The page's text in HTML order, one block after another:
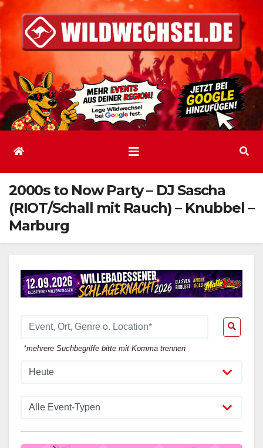
Inhalt
springen
2000s to Now Party – DJ Sascha
(RIOT/Schall mit Rauch) – Knubbel –
Marburg
*mehrere Suchbegriffe bitte mit Komma trennen